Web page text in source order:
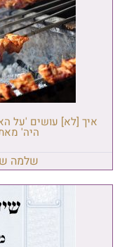
איך [לא] עושים 'על
היה'
שלמה